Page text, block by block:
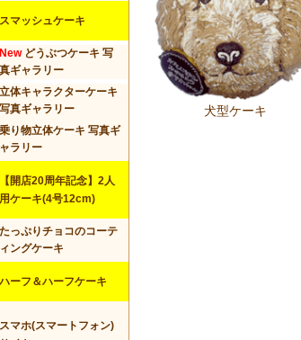
スマッシュケーキ
Newどうぶつケーキ 写
真ギャラリー
立体キャラクターケーキ
写真ギャラリー
乗り物立体ケーキ 写真ギ
ャラリー
【開店20周年記念】2人
用ケーキ(4号12cm)
たっぷりチョコのコーテ
ィングケーキ
ハーフ＆ハーフケーキ
スマホ(スマートフォン)
犬型ケーキ